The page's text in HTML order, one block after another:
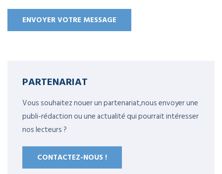
PARTENARIAT
Vous souhaitez nouer un partenariat,nous envoyer une
publi-rédaction ou une actualité qui pourrait intéresser
nos lecteurs ?
CONTACTEZ-NOUS !